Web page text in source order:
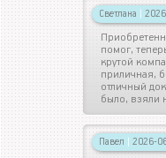
Светлана |
помог,
крутой
приличная,
отличный
было, взяли
Павел | 2026-